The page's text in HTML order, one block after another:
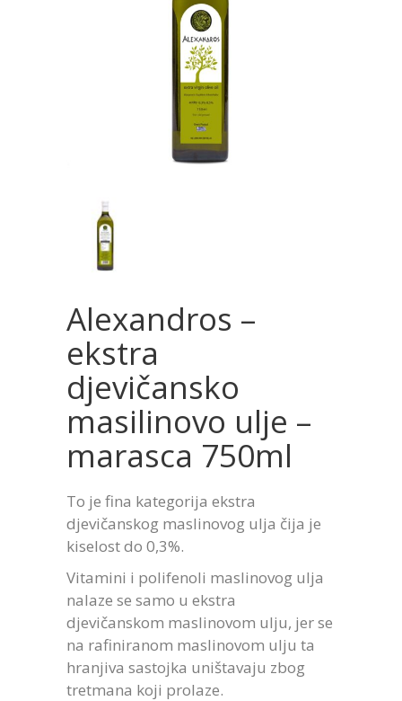
Alexandros –
ekstra
djevičansko
masilinovo ulje –
marasca 750ml
To je fina kategorija ekstra
djevičanskog maslinovog ulja čija je
kiselost do 0,3%.
Vitamini i polifenoli maslinovog ulja
nalaze se samo u ekstra
djevičanskom maslinovom ulju, jer se
na rafiniranom maslinovom ulju ta
hranjiva sastojka uništavaju zbog
tretmana koji prolaze.